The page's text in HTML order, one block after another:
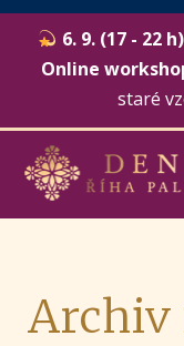
6. 9. (17 - 22 h)
Online
staré
Archiv